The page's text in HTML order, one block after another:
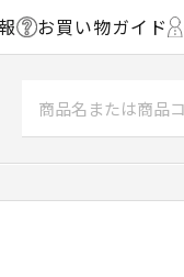
お買い物ガイド